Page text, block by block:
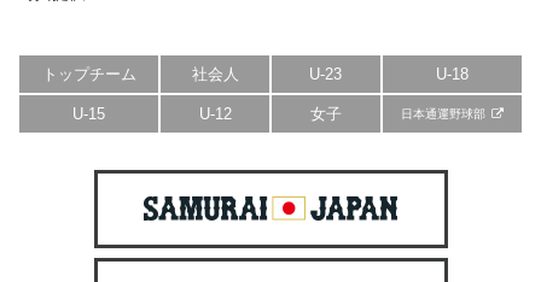
トップチーム 社会人 U-23 U-18
U-15 U-12 女子 日本通運野球部